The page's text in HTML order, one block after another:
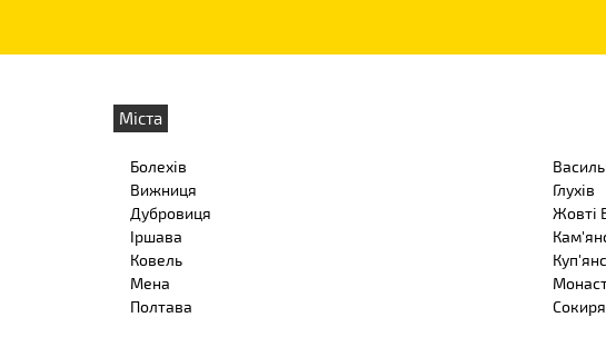
Міста
Болехів
Вижниця
Глухів
Дубровиця
Жовті
Іршава
Ковель
Мена
Полтава